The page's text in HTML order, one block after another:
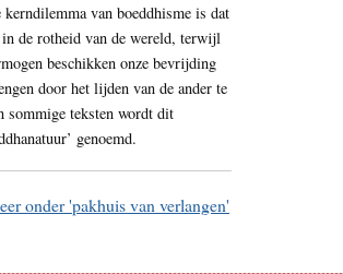
kerndilemma van boeddhisme is dat
de rotheid van de wereld, terwijl
beschikken onze bevrijding
door het lijden van de ander te
sommige teksten wordt dit
genoemd.
onder 'pakhuis van verlangen'